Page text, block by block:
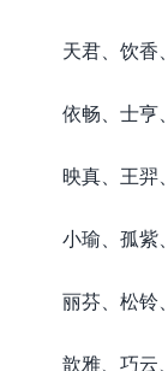
天君、饮香
依畅、士亨
映真、王羿
小瑜、孤紫
丽芬、松铃
歆雅、巧云